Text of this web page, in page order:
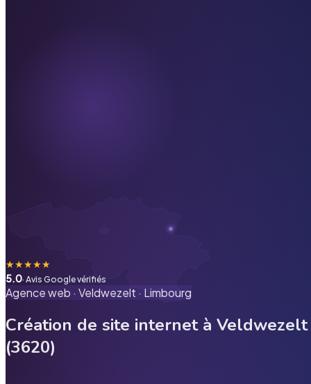
★★★★★
5.0· Avis Google vérifiés
Agence web · Veldwezelt · Limbourg
Création de site internet à Veldwezelt
(3620)